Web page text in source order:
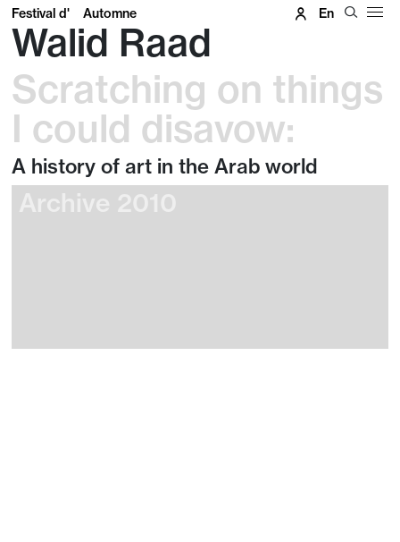
Festival d' Automne En
Walid Raad
Scratching on things
I could disavow:
A history of art in the Arab world